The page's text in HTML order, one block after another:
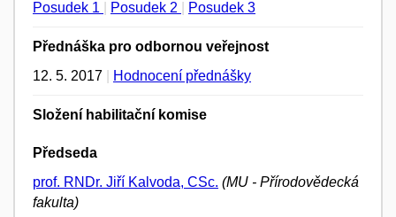
Posudek 1
Posudek 2 Posudek 3
Přednáška pro odbornou veřejnost
12. 5. 2017
Hodnocení přednášky
Složení habilitační komise
Předseda
prof. RNDr. Jiří Kalvoda, CSc. (MU - Přírodovědecká
fakulta)